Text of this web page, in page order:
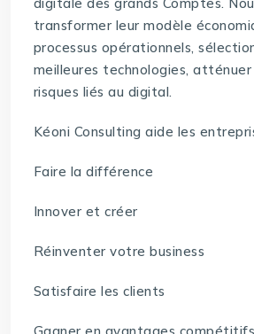
digitale des grands Comptes.
transformer leur modèle
processus opérationnels,
meilleures technologies,
risques liés au digital.
Kéoni Consulting aide les
Faire la différence
Innover et créer
Réinventer votre business
Satisfaire les clients